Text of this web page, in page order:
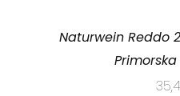
Naturwein Reddo